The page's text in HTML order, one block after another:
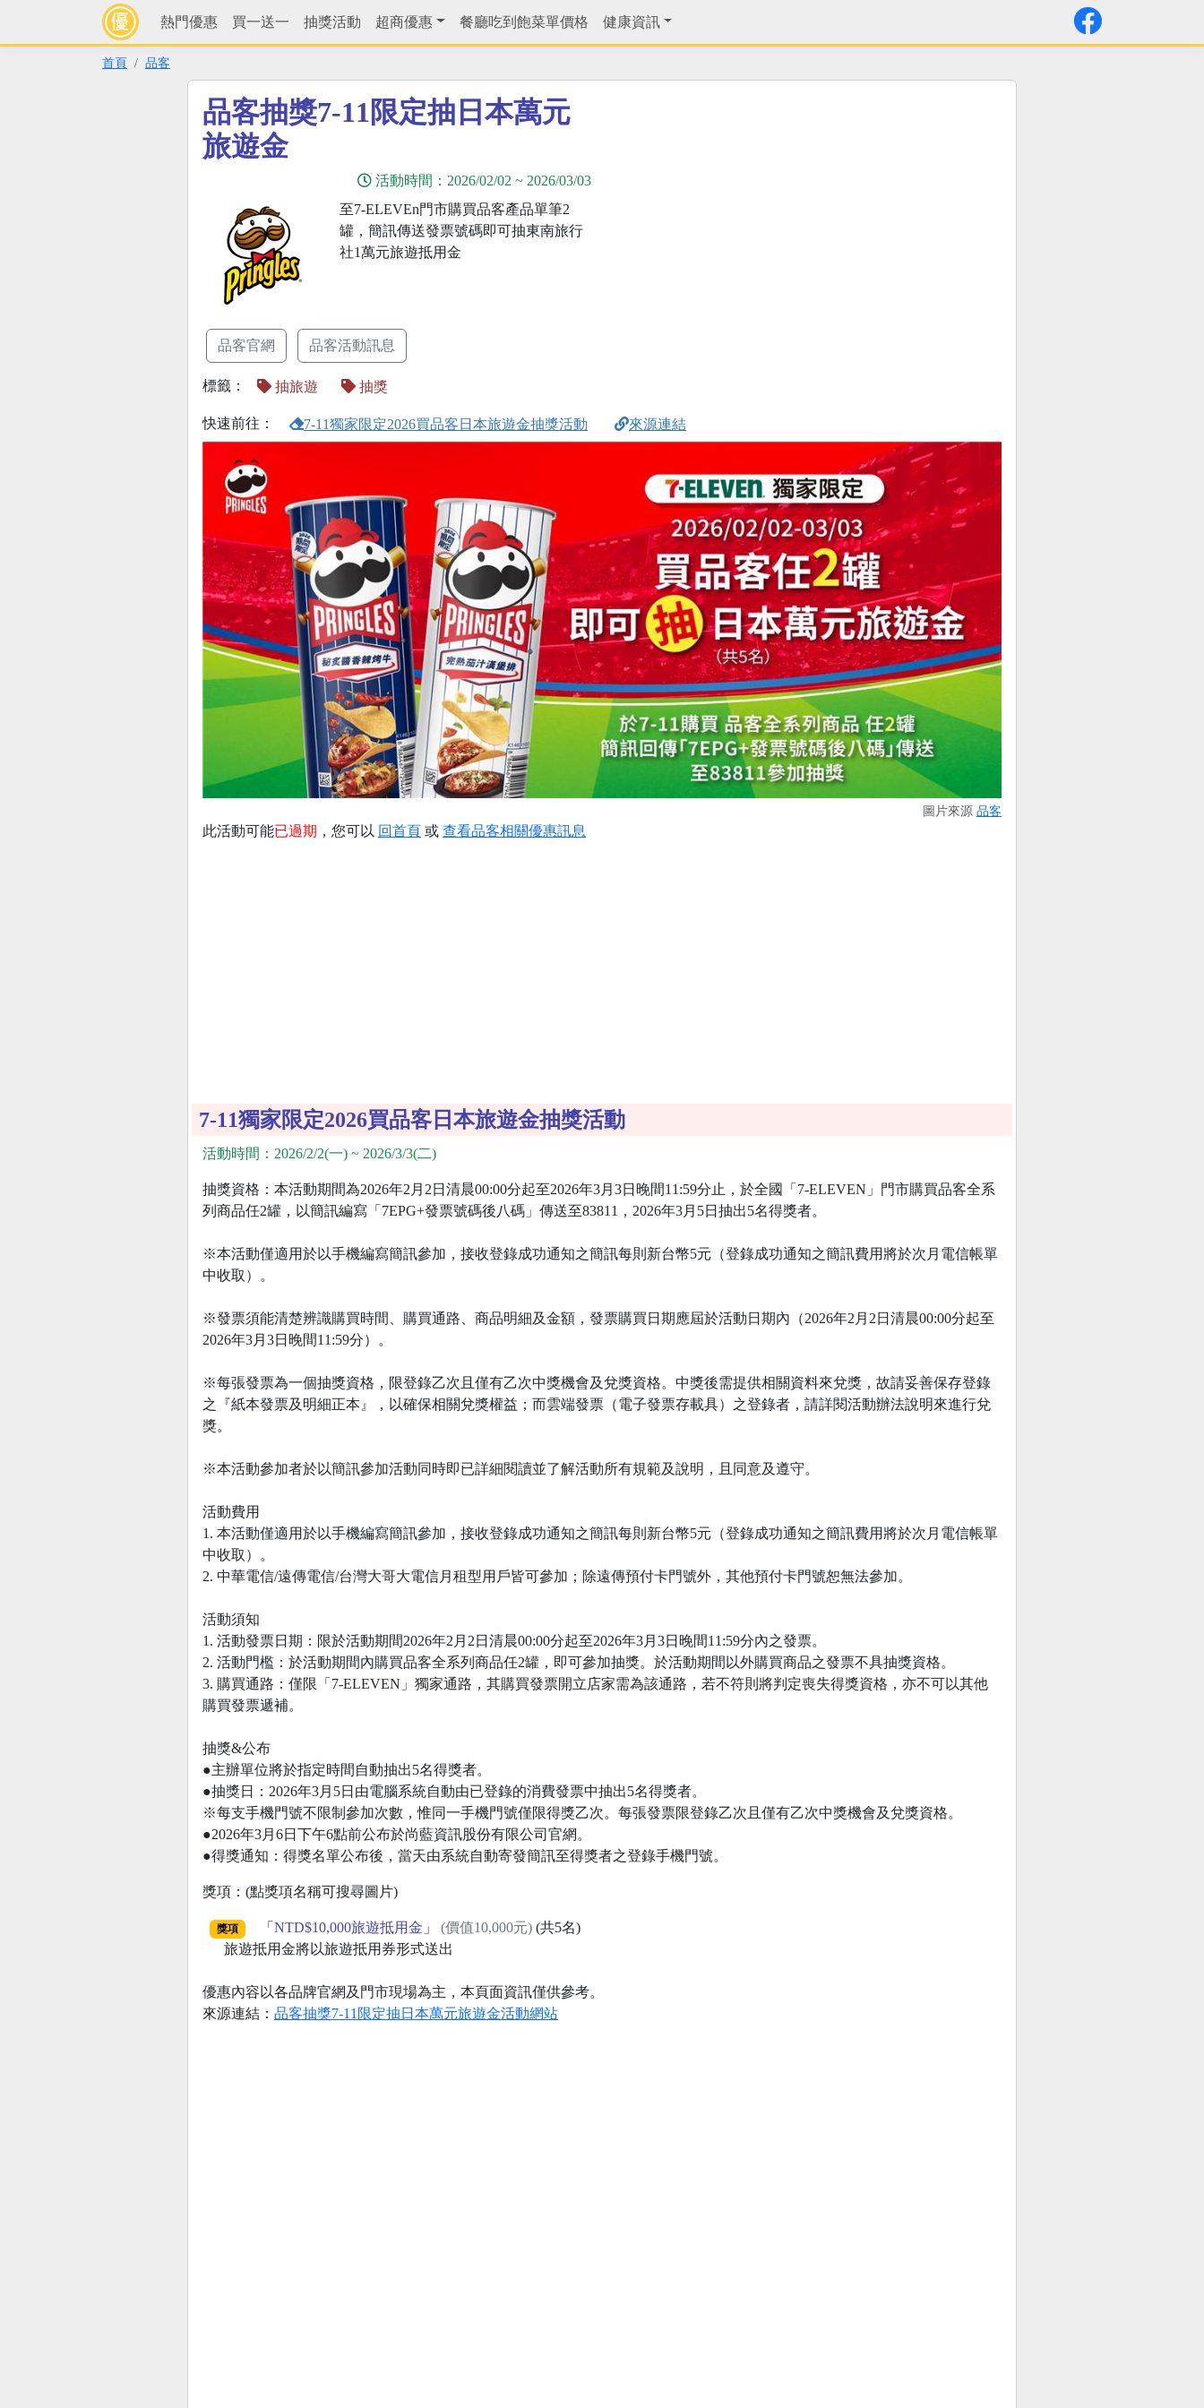
熱門優惠 買一送一 抽獎活動 超商優惠 餐廳吃到飽菜單價格 健康資訊
首頁 品客
品客抽獎7-11限定抽日本萬元
旅遊金
活動時間： 2026/02/02 ~ 2026/03/03
至7-ELEVEn門市購買品客產品單筆2
罐，簡訊傳送發票號碼即可抽東南旅行
社1萬元旅遊抵用金
品客官網 品客活動訊息
標籤： 抽旅遊 抽獎
快速前往： 7-11獨家限定2026買品客日本旅遊金抽獎活動 來源連結
圖片來源 品客
此活動可能已過期 ，您可以 回首頁 或 查看品客相關優惠訊息
7-11獨家限定2026買品客日本旅遊金抽獎活動
活動時間：2026/2/2(一) ~ 2026/3/3(二)
抽獎資格：本活動期間為2026年2月2日清晨00:00分起至2026年3月3日晚間11:59分止，於全國「7-ELEVEN」門市購買品客全系
列商品任2罐，以簡訊編寫「7EPG+發票號碼後八碼」傳送至83811，2026年3月5日抽出5名得獎者。
※本活動僅適用於以手機編寫簡訊參加，接收登錄成功通知之簡訊每則新台幣5元（登錄成功通知之簡訊費用將於次月電信帳單
中收取）。
※發票須能清楚辨識購買時間、購買通路、商品明細及金額，發票購買日期應屆於活動日期內（2026年2月2日清晨00:00分起至
2026年3月3日晚間11:59分）。
※每張發票為一個抽獎資格，限登錄乙次且僅有乙次中獎機會及兌獎資格。中獎後需提供相關資料來兌獎，故請妥善保存登錄
之『紙本發票及明細正本』，以確保相關兌獎權益；而雲端發票（電子發票存載具）之登錄者，請詳閱活動辦法說明來進行兌
獎。
※本活動參加者於以簡訊參加活動同時即已詳細閱讀並了解活動所有規範及說明，且同意及遵守。
活動費用
1. 本活動僅適用於以手機編寫簡訊參加，接收登錄成功通知之簡訊每則新台幣5元（登錄成功通知之簡訊費用將於次月電信帳單
中收取）。
2. 中華電信/遠傳電信/台灣大哥大電信月租型用戶皆可參加；除遠傳預付卡門號外，其他預付卡門號恕無法參加。
活動須知
1. 活動發票日期：限於活動期間2026年2月2日清晨00:00分起至2026年3月3日晚間11:59分內之發票。
2. 活動門檻：於活動期間內購買品客全系列商品任2罐，即可參加抽獎。於活動期間以外購買商品之發票不具抽獎資格。
3. 購買通路：僅限「7-ELEVEN」獨家通路，其購買發票開立店家需為該通路，若不符則將判定喪失得獎資格，亦不可以其他
購買發票遞補。
抽獎&公布
●主辦單位將於指定時間自動抽出5名得獎者。
●抽獎日：2026年3月5日由電腦系統自動由已登錄的消費發票中抽出5名得獎者。
※每支手機門號不限制參加次數，惟同一手機門號僅限得獎乙次。每張發票限登錄乙次且僅有乙次中獎機會及兌獎資格。
●2026年3月6日下午6點前公布於尚藍資訊股份有限公司官網。
●得獎通知：得獎名單公布後，當天由系統自動寄發簡訊至得獎者之登錄手機門號。
獎項：(點獎項名稱可搜尋圖片)
獎項 「 NTD$10,000旅遊抵用金 」 (價值10,000元)(共5名)
旅遊抵用金將以旅遊抵用券形式送出
優惠內容以各品牌官網及門市現場為主，本頁面資訊僅供參考。
來源連結： 品客抽獎7-11限定抽日本萬元旅遊金活動網站